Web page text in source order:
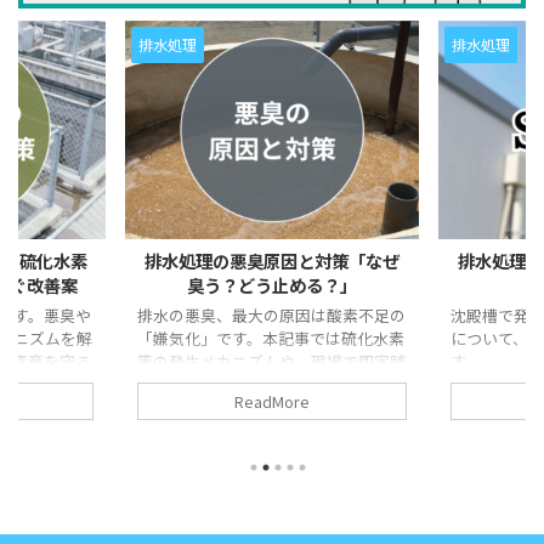
策「なぜ
？」
酸素不足の
は硫化水素
場で即実践
説します。
排水処理
排水処理設備で放流水が濁る原因
と解決ステップ
沈殿槽で発生する活性汚泥の沈降不良
について、原因と対策を解説していま
す。
ReadMore
排水処理
水産加
ての注意ポ